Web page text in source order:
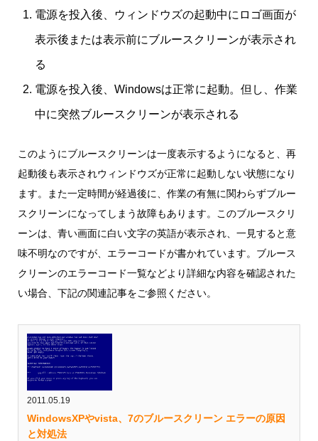
電源を投入後、ウィンドウズの起動中にロゴ画面が
表示後または表示前にブルースクリーンが表示され
る
電源を投入後、Windowsは正常に起動。但し、作業
中に突然ブルースクリーンが表示される
このようにブルースクリーンは一度表示するようになると、再
起動後も表示されウィンドウズが正常に起動しない状態になり
ます。また一定時間が経過後に、作業の有無に関わらずブルー
スクリーンになってしまう故障もあります。このブルースクリ
ーンは、青い画面に白い文字の英語が表示され、一見すると意
味不明なのですが、エラーコードが書かれています。ブルース
クリーンのエラーコード一覧などより詳細な内容を確認された
い場合、下記の関連記事をご参照ください。
2011.05.19
WindowsXPやvista、7のブルースクリーン エラーの原因
と対処法